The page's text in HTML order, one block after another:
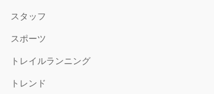
スタッフ
スポーツ
トレイルランニング
トレンド